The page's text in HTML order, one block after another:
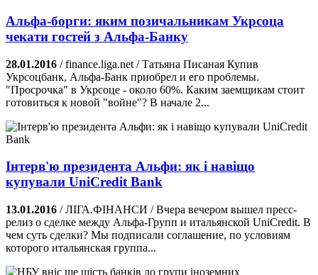
Альфа-борги: яким позичальникам Укрсоца
чекати гостей з Альфа-Банку
28.01.2016 / finance.liga.net / Татьяна Писаная Купив
Укрсоцбанк, Альфа-Банк приобрел и его проблемы.
"Просрочка" в Укрсоце - около 60%. Каким заемщикам стоит
готовиться к новой "войне"? В начале 2...
Інтерв'ю президента Альфи: як і навіщо
купували UniCredit Bank
13.01.2016 / ЛІГА.ФІНАНСИ / Вчера вечером вышел пресс-
релиз о сделке между Альфа-Групп и итальянской UniCredit. В
чем суть сделки? Мы подписали соглашение, по условиям
которого итальянская группа...